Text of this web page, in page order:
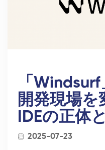
「
開発現場を
IDEの正体
2025-07-23